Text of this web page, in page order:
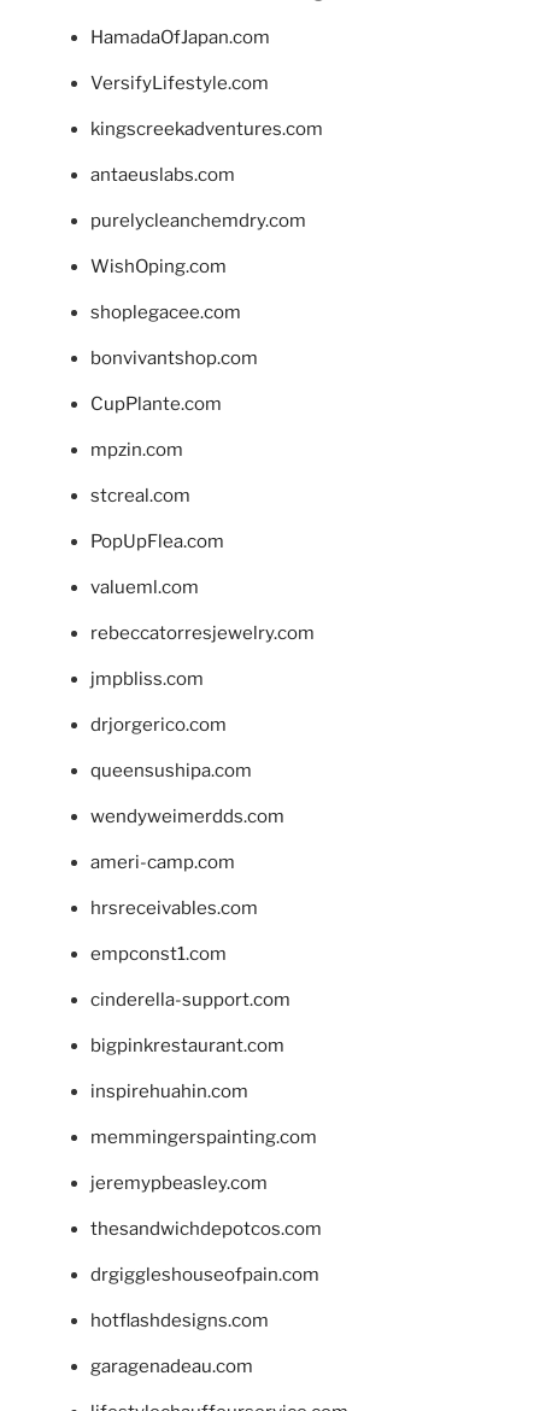
HamadaOfJapan.com
VersifyLifestyle.com
kingscreekadventures.com
antaeuslabs.com
purelycleanchemdry.com
WishOping.com
shoplegacee.com
bonvivantshop.com
CupPlante.com
mpzin.com
stcreal.com
PopUpFlea.com
valueml.com
rebeccatorresjewelry.com
jmpbliss.com
drjorgerico.com
queensushipa.com
wendyweimerdds.com
ameri-camp.com
hrsreceivables.com
empconst1.com
cinderella-support.com
bigpinkrestaurant.com
inspirehuahin.com
memmingerspainting.com
jeremypbeasley.com
thesandwichdepotcos.com
drgiggleshouseofpain.com
hotflashdesigns.com
garagenadeau.com